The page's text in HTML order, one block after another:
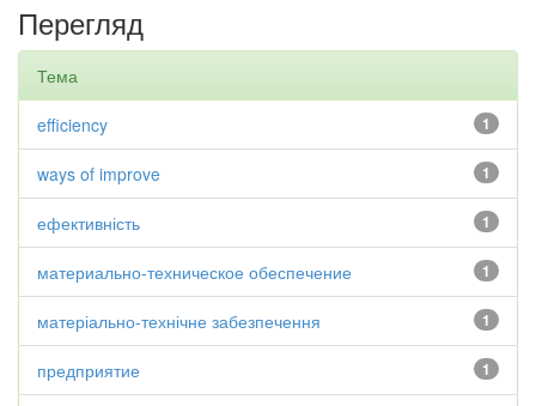
Перегляд
Тема
1
efficiency
1
ways of improve
1
ефективність
1
материально-техническое обеспечение
1
матеріально-технічне забезпечення
1
предприятие